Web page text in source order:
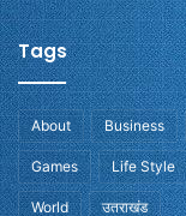
Tags
About Business
Games Life Style
World उतराखंड